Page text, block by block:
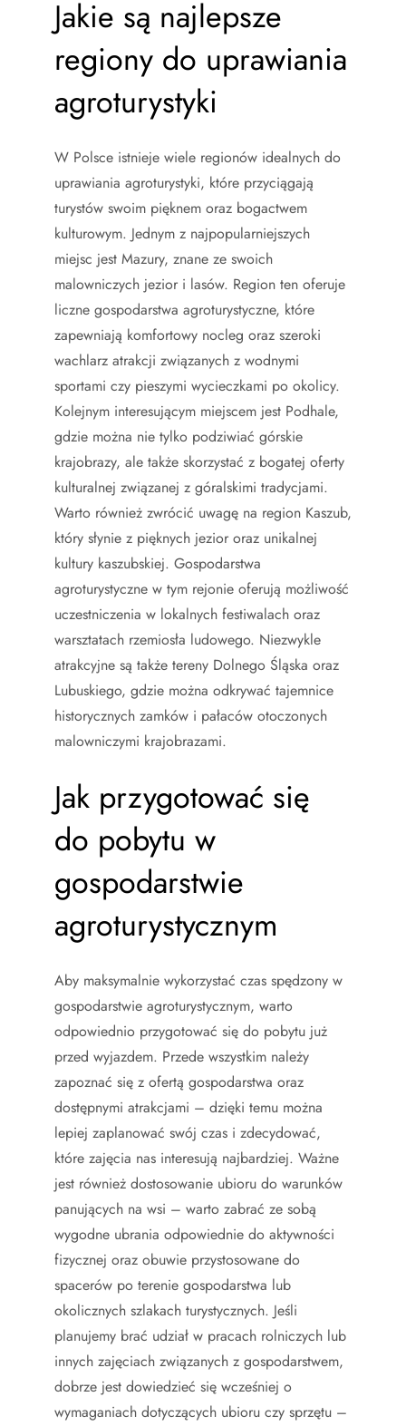
Jakie są najlepsze
regiony do uprawiania
agroturystyki
W Polsce istnieje wiele regionów idealnych do
uprawiania agroturystyki, które przyciągają
turystów swoim pięknem oraz bogactwem
kulturowym. Jednym z najpopularniejszych
miejsc jest Mazury, znane ze swoich
malowniczych jezior i lasów. Region ten oferuje
liczne gospodarstwa agroturystyczne, które
zapewniają komfortowy nocleg oraz szeroki
wachlarz atrakcji związanych z wodnymi
sportami czy pieszymi wycieczkami po okolicy.
Kolejnym interesującym miejscem jest Podhale,
gdzie można nie tylko podziwiać górskie
krajobrazy, ale także skorzystać z bogatej oferty
kulturalnej związanej z góralskimi tradycjami.
Warto również zwrócić uwagę na region Kaszub,
który słynie z pięknych jezior oraz unikalnej
kultury kaszubskiej. Gospodarstwa
agroturystyczne w tym rejonie oferują możliwość
uczestniczenia w lokalnych festiwalach oraz
warsztatach rzemiosła ludowego. Niezwykle
atrakcyjne są także tereny Dolnego Śląska oraz
Lubuskiego, gdzie można odkrywać tajemnice
historycznych zamków i pałaców otoczonych
malowniczymi krajobrazami.
Jak przygotować się
do pobytu w
gospodarstwie
agroturystycznym
Aby maksymalnie wykorzystać czas spędzony w
gospodarstwie agroturystycznym, warto
odpowiednio przygotować się do pobytu już
przed wyjazdem. Przede wszystkim należy
zapoznać się z ofertą gospodarstwa oraz
dostępnymi atrakcjami – dzięki temu można
lepiej zaplanować swój czas i zdecydować,
które zajęcia nas interesują najbardziej. Ważne
jest również dostosowanie ubioru do warunków
panujących na wsi – warto zabrać ze sobą
wygodne ubrania odpowiednie do aktywności
fizycznej oraz obuwie przystosowane do
spacerów po terenie gospodarstwa lub
okolicznych szlakach turystycznych. Jeśli
planujemy brać udział w pracach rolniczych lub
innych zajęciach związanych z gospodarstwem,
dobrze jest dowiedzieć się wcześniej o
wymaganiach dotyczących ubioru czy sprzętu –